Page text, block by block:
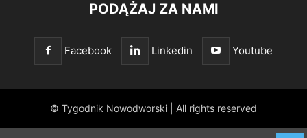
PODĄŻAJ ZA NAMI
Facebook Linkedin Youtube
© Tygodnik Nowodworski | All rights reserved